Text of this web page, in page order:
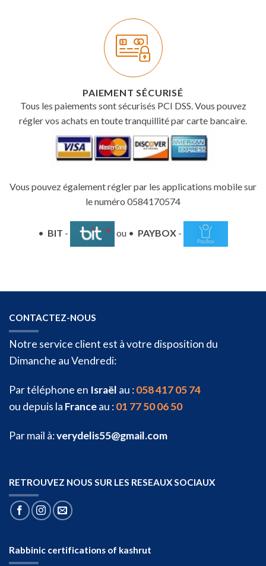
PAIEMENT SÉCURISÉ
Tous les paiements sont sécurisés PCI DSS. Vous pouvez
régler vos achats en toute tranquillité par carte bancaire.
Vous pouvez également régler par les applications mobile sur
le numéro 0584170574
• BIT - ou • PAYBOX -
CONTACTEZ-NOUS
Notre service client est à votre disposition du
Dimanche au Vendredi:
Par téléphone en Israël au :058 417 05 74
ou depuis la Franceau :01 77 50 06 50
Par mail à:verydelis55@gmail.com
RETROUVEZ NOUS SUR LES RESEAUX SOCIAUX
Rabbinic certifications of kashrut